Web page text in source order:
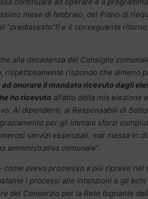
continuare ad operare e a
mese di febbraio, del Piano di
“predissesto”!) e il conseguente
alla decadenza del Consiglio
rispettosamente rispondo che almeno
onorare il mandato ricevuto dagli
ho ricevuto all’atto della mia elezione
Ai dipendenti, ai Responsabili di
per gli immani sforzi
servizi essenziali, mai messa in
amministrativa comunale”.
come avevo promesso a più riprese
i processi alle intenzioni e gli
del Consorzio per la Rete fognante